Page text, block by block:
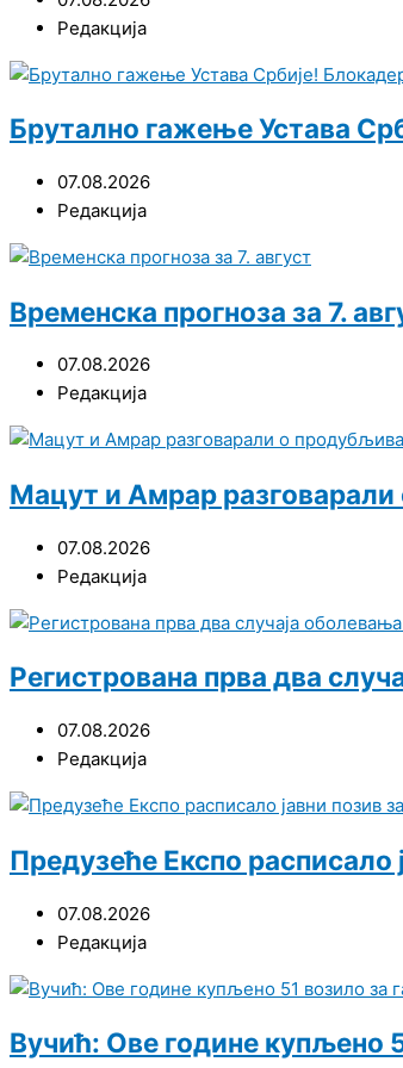
Редакција
Брутално гажење Устава
07.08.2026
Редакција
Временска прогноза за 7.
07.08.2026
Редакција
Мацут и Амрар
07.08.2026
Редакција
Регистрована прва два
07.08.2026
Редакција
Предузеће Експо
07.08.2026
Редакција
Вучић: Ове године купљено